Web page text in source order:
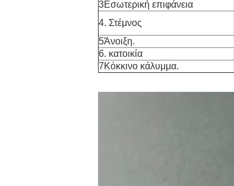
3Εσωτερική επιφάνεια
4. Στέμνος
5Άνοιξη.
6. κατοικία
7Κόκκινο κάλυμμα.